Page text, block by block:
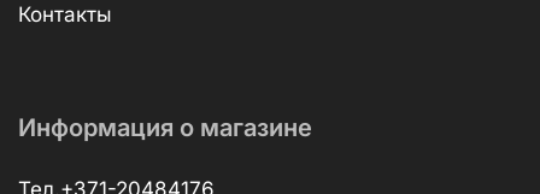
Контакты
Информация о магазине
Тел.+371-20484176